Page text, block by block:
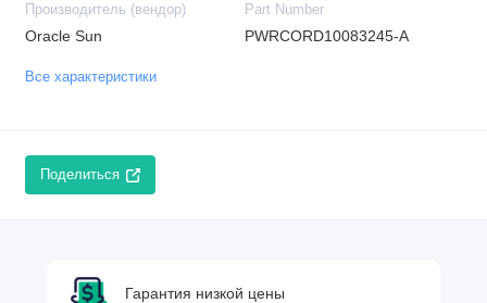
Производитель (вендор)
Oracle Sun
Part Number
PWRCORD10083245-A
Все характеристики
Поделиться
Гарантия низкой цены